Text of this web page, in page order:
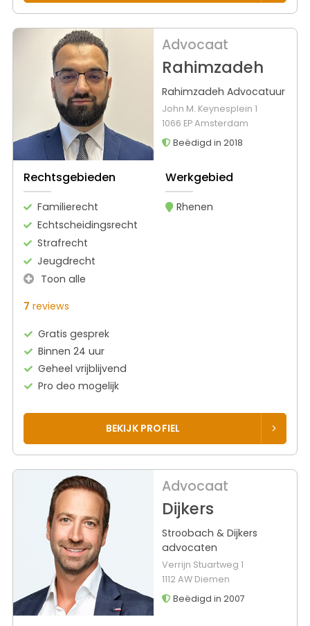
Advocaat
Rahimzadeh
Rahimzadeh Advocatuur
John M. Keynesplein 1
1066 EP Amsterdam
Beëdigd in 2018
Rechtsgebieden
Familierecht
Echtscheidingsrecht
Strafrecht
Jeugdrecht
Toon alle
Werkgebied
Rhenen
7 reviews
Gratis gesprek
Binnen 24 uur
Geheel vrijblijvend
Pro deo mogelijk
BEKIJK PROFIEL
Advocaat
Dijkers
Stroobach & Dijkers
advocaten
Verrijn Stuartweg 1
1112 AW Diemen
Beëdigd in 2007